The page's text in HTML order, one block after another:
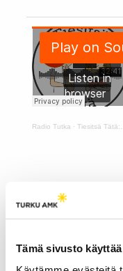
Tämä sivusto
Radio Tutka ·Tiesitsä Tätä: harmaus ja Disneyn synttärit